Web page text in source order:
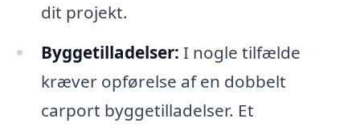
dit projekt.
Byggetilladelser: I nogle tilfælde
kræver opførelse af en dobbelt
carport byggetilladelser. Et